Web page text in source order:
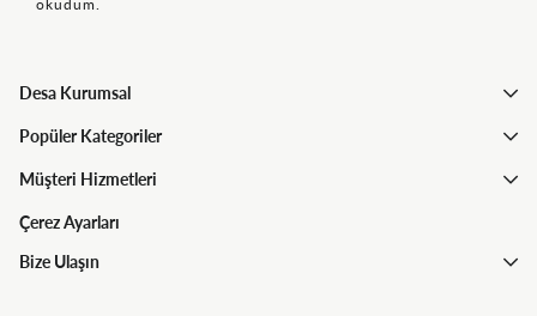
okudum.
Desa Kurumsal
Popüler Kategoriler
Müşteri Hizmetleri
Çerez Ayarları
Bize Ulaşın